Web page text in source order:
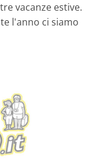
vacanze estive.
l'anno ci siamo